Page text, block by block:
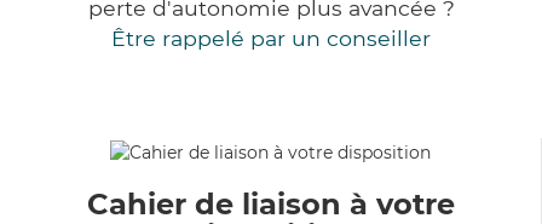
perte d'autonomie plus avancée ?
Être rappelé par un conseiller
Cahier de liaison à votre